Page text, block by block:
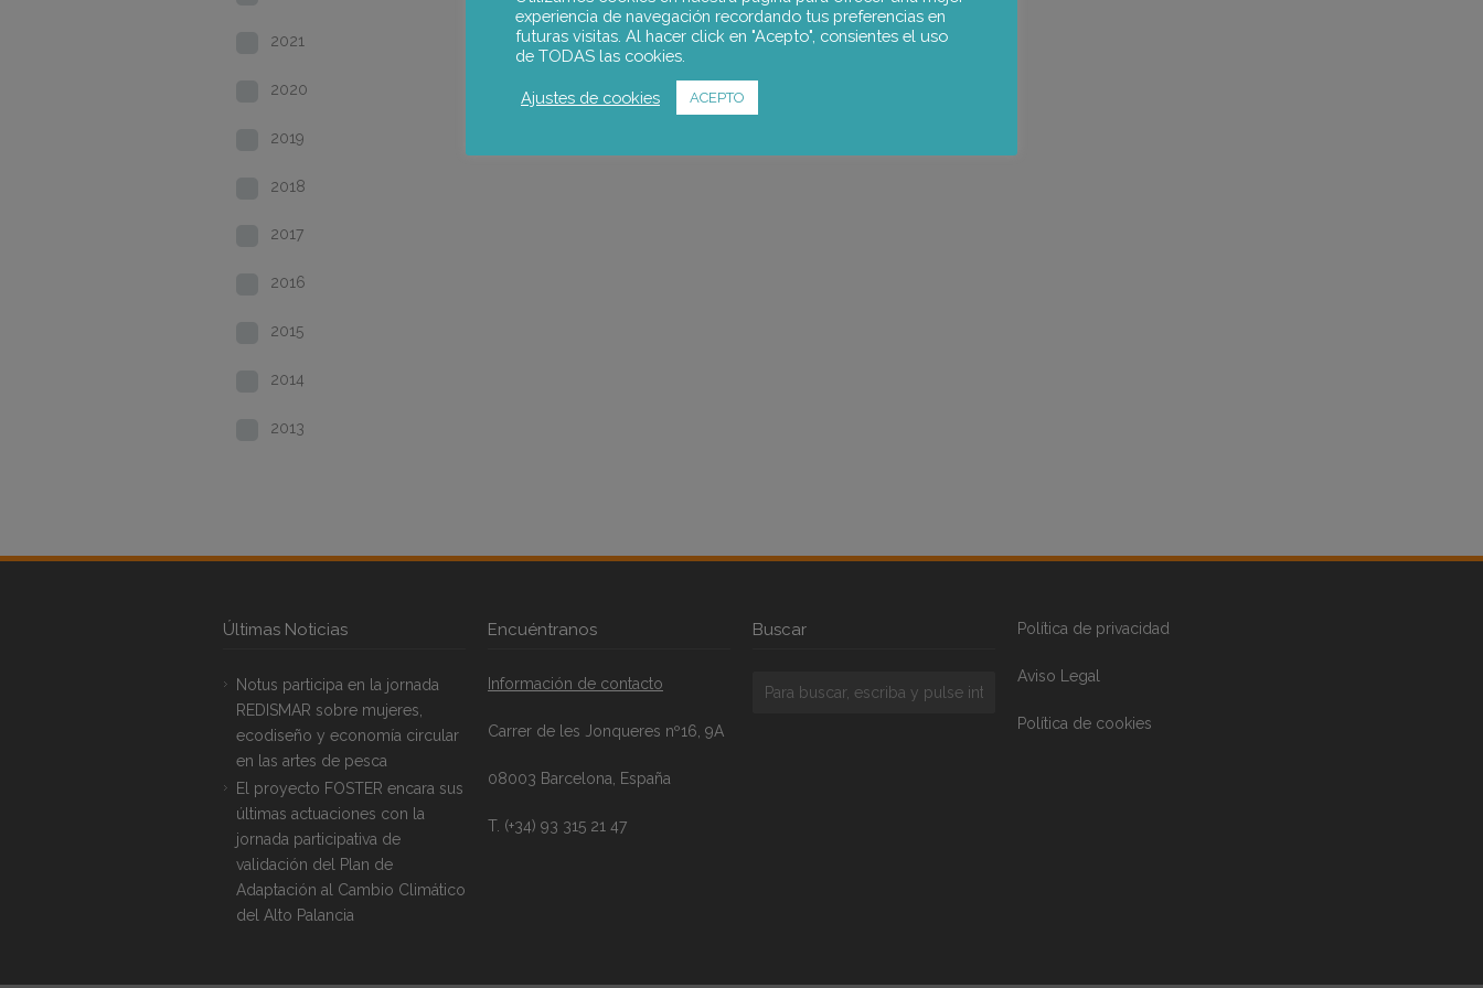
2021
2020
2019
2018
2017
2016
2015
2014
2013
Últimas Noticias
Notus participa en la jornada
REDISMAR sobre mujeres,
ecodiseño y economía circular
en las artes de pesca
El proyecto FOSTER encara sus
últimas actuaciones con la
jornada participativa de
validación del Plan de
Adaptación al Cambio Climático
del Alto Palancia
Encuéntranos
Información de contacto
Carrer de les Jonqueres nº16, 9A
08003 Barcelona, España
T. (+34) 93 315 21 47
Buscar Política de privacidad
Aviso Legal
Política de cookies
experiencia de navegación recordando tus preferencias en
futuras visitas. Al hacer click en "Acepto", consientes el uso
de TODAS las cookies.
Ajustes de cookies ACEPTO